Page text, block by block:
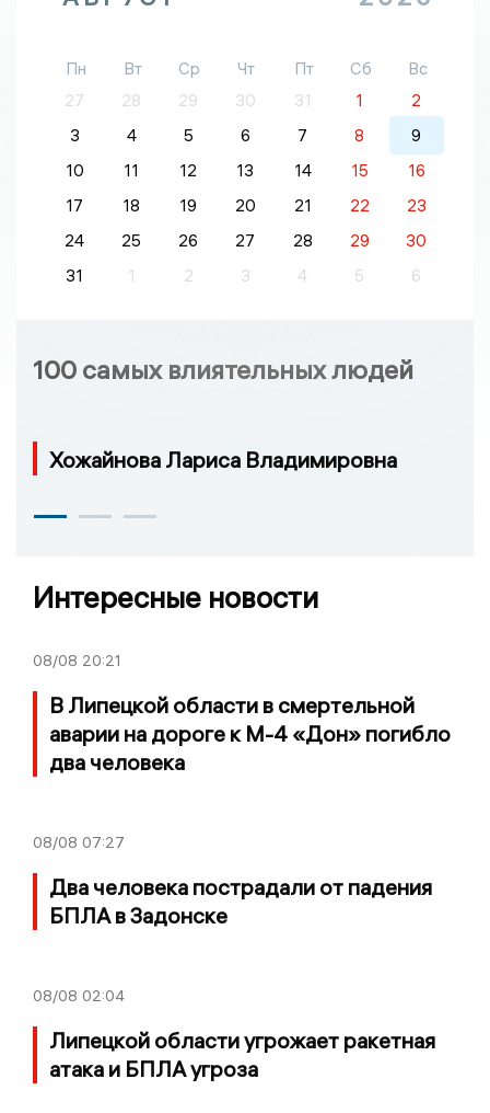
Пн Вт Ср Чт Пт Сб
Вс
27
28 29 30 31 1
2
3
4 5 6 7 8
9
10
11 12 13 14 15
16
17
18 19 20 21 22
23
24
25 26 27 28 29
30
31
1 2 3 4 5 6
100 самых влиятельных людей
Хожайнова Лариса Владимировна
Интересные новости
08/08 20:21
В Липецкой области в смертельной
аварии на дороге к М-4 «Дон» погибло
два человека
08/08 07:27
Два человека пострадали от падения
БПЛА в Задонске
08/08 02:04
Липецкой области угрожает ракетная
атака и БПЛА угроза